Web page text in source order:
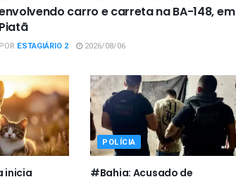
carro e carreta na BA-148, em
Piatã
POR ESTAGIÁRIO 2 2026/08/06
inicia
POLÍCIA
#Bahia: Acusado de